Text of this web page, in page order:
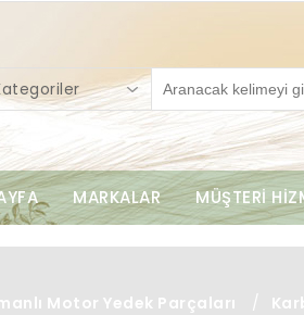
MARKALAR MÜŞTERİ
Motor Yedek Parçaları /